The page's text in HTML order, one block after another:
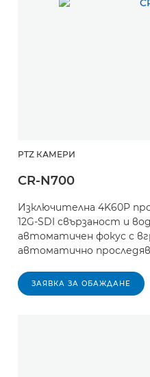
PTZ КАМЕРИ
CR-N700
Изключителна 4K60P
12G-SDI свързаност и
автоматичен фокус с
автоматично
ЗАЯВКА ЗА ОБАЖДАНЕ